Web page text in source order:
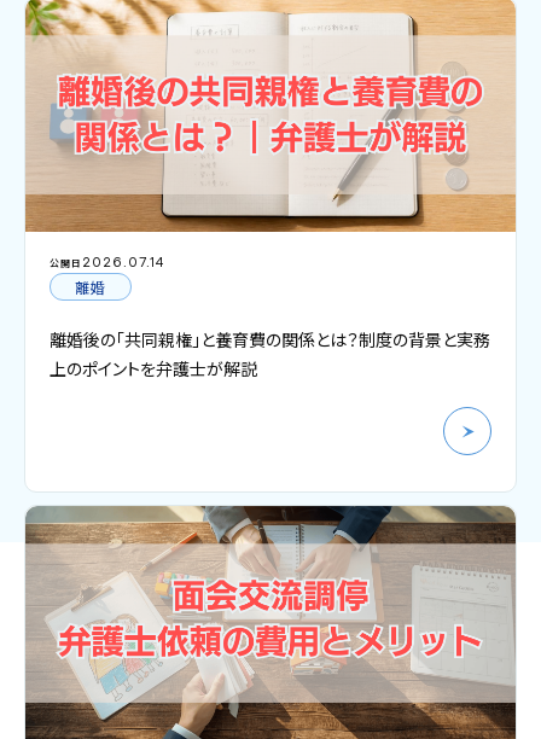
公開日 2026.07.14
離婚
離婚後の「共同親権」と養育費の関係とは？制度の背景と実務
上のポイントを弁護士が解説